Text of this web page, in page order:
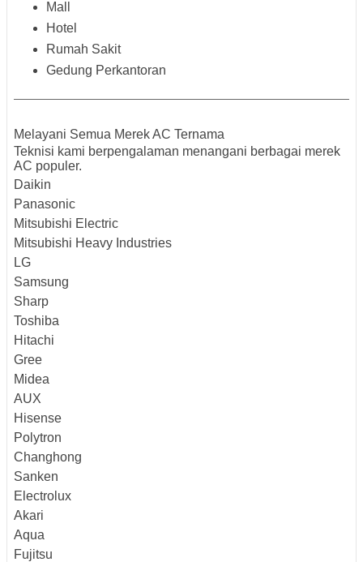
Mall
Hotel
Rumah Sakit
Gedung Perkantoran
Melayani Semua Merek AC Ternama
Teknisi kami berpengalaman menangani berbagai merek
AC populer.
Daikin
Panasonic
Mitsubishi Electric
Mitsubishi Heavy Industries
LG
Samsung
Sharp
Toshiba
Hitachi
Gree
Midea
AUX
Hisense
Polytron
Changhong
Sanken
Electrolux
Akari
Aqua
Fujitsu